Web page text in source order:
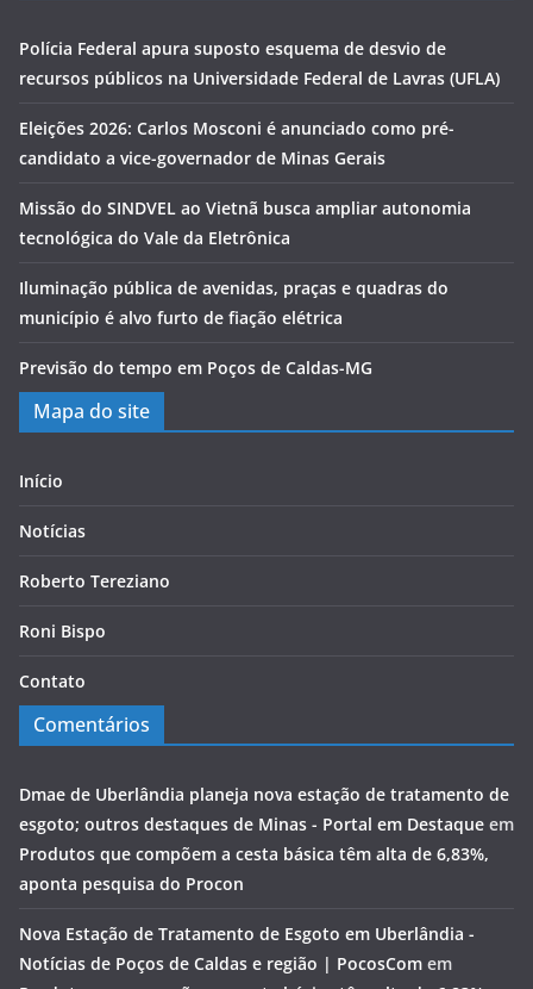
Polícia Federal apura suposto esquema de desvio de
recursos públicos na Universidade Federal de Lavras (UFLA)
Eleições 2026: Carlos Mosconi é anunciado como pré-
candidato a vice-governador de Minas Gerais
Missão do SINDVEL ao Vietnã busca ampliar autonomia
tecnológica do Vale da Eletrônica
Iluminação pública de avenidas, praças e quadras do
município é alvo furto de fiação elétrica
Previsão do tempo em Poços de Caldas-MG
Mapa do site
Início
Notícias
Roberto Tereziano
Roni Bispo
Contato
Comentários
Dmae de Uberlândia planeja nova estação de tratamento de
esgoto; outros destaques de Minas - Portal em Destaque em
Produtos que compõem a cesta básica têm alta de 6,83%,
aponta pesquisa do Procon
Nova Estação de Tratamento de Esgoto em Uberlândia -
Notícias de Poços de Caldas e região | PocosCom em